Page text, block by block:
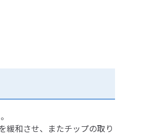
緩和させ、またチップの取り